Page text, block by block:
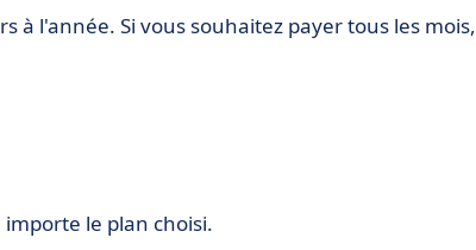
à l'année. Si vous souhaitez payer tous les mois,
le plan choisi.